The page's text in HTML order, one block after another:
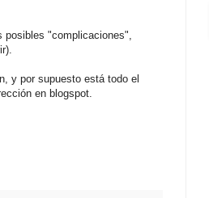
"complicaciones",
y por supuesto está todo el
en blogspot.